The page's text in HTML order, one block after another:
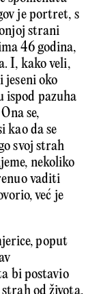
je portret, s
strani
46 godina,
I, kako veli,
jeseni oko
ispod pazuha
se,
kao da se
svoj strah
nekoliko
vaditi
već je
poput
bi postavio
od života,